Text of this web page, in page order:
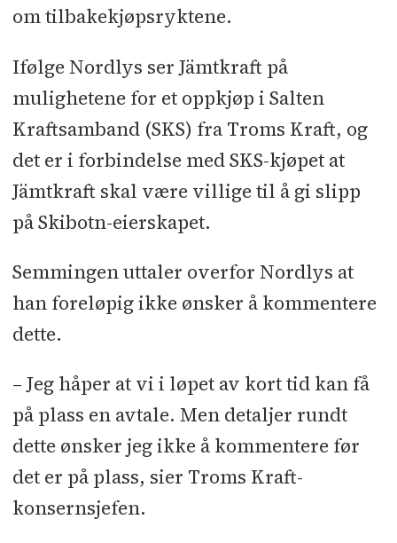
om tilbakekjøpsryktene.
Ifølge Nordlys ser Jämtkraft på
mulighetene for et oppkjøp i Salten
Kraftsamband (SKS) fra Troms Kraft, og
det er i forbindelse med SKS-kjøpet at
Jämtkraft skal være villige til å gi slipp
på Skibotn-eierskapet.
Semmingen uttaler overfor Nordlys at
han foreløpig ikke ønsker å kommentere
dette.
– Jeg håper at vi i løpet av kort tid kan få
på plass en avtale. Men detaljer rundt
dette ønsker jeg ikke å kommentere før
det er på plass, sier Troms Kraft-
konsernsjefen.